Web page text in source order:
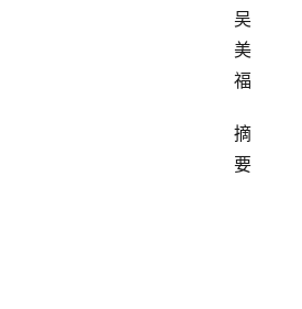
吴
美
福
摘
要